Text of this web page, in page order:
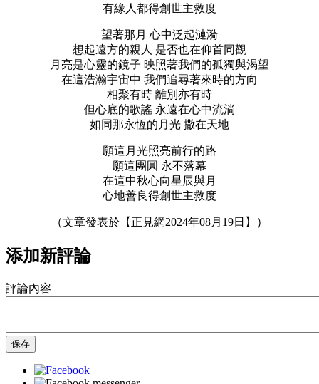
有緣人都得創世主救度
望著那月 心中泛起漣漪
想起遠方的親人 是否也在仰首同觀
月亮是心靈的鏡子 映照著我們的孤獨與渴望
在這浩瀚宇宙中 我們追尋著來時的方向
相聚有時 離別亦有時
但心底的歌謠 永遠在心中流淌
如同那永恆的月光 撒在天地
願這月光照亮前行的路
願這團圓 永不落幕
在這中秋心向星辰與月
心地善良得創世主救度
（文章發表於【正見網2024年08月19日】）
添加新評論
評論內容
保存